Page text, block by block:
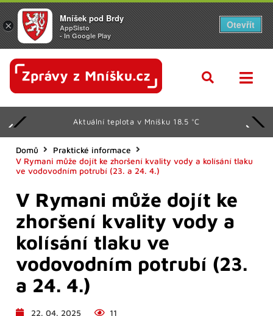
Aktuální teplota v Mníšku 18.5 °C
Domů
Praktické informace
V Rymani může dojít ke zhoršení kvality vody a kolísání tlaku
ve vodovodním potrubí (23. a 24. 4.)
V Rymani může dojít ke
zhoršení kvality vody a
kolísání tlaku ve
vodovodním potrubí (23.
a 24. 4.)
22. 04. 2025 11
×
Mníšek pod Brdy
AppSisto
- In Google Play
Otevřít